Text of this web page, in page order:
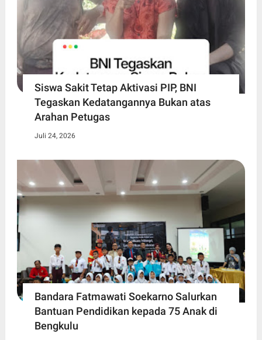
Siswa Sakit Tetap Aktivasi PIP, BNI
Tegaskan Kedatangannya Bukan atas
Arahan Petugas
Juli 24, 2026
Bandara Fatmawati Soekarno Salurkan
Bantuan Pendidikan kepada 75 Anak di
Bengkulu